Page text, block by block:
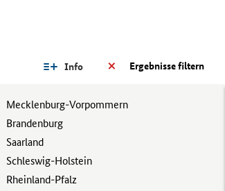
Ergebnisse filtern
Info
Mecklenburg-Vorpommern
Brandenburg
Saarland
Schleswig-Holstein
Rheinland-Pfalz